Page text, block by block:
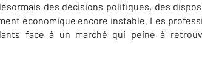
des décisions politiques, des
économique encore instable. Les
face à un marché qui peine à